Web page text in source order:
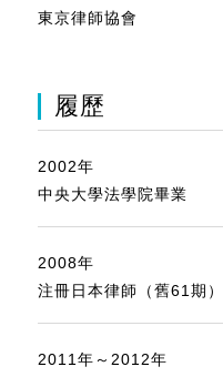
東京律師協會
履歷
2002年
中央大學法學院畢業
2008年
注冊日本律師（舊61期）
2011年～2012年